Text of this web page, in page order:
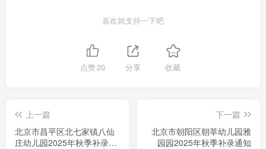
染，无噪音影响。园内美化绿化布局合理，户外
活动场地开阔，设有大小型玩具区、种植园等。
幼儿园设有图书角、音乐角多功能教室、文化长
喜欢就支持一下吧
点赞20 分享 收藏
上一篇
北京市昌平区北七家镇八仙
庄幼儿园2025年秋季补录通
下一篇
北京市朝阳区朝莘幼儿园雅
园园2025年秋季补录通知